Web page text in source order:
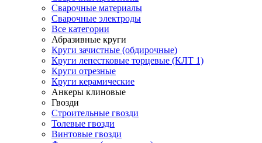
Сварочные материалы
Сварочные электроды
Все категории
Абразивные круги
Круги зачистные (обдирочные)
Круги лепестковые торцевые (КЛТ 1)
Круги отрезные
Круги керамические
Анкеры клиновые
Гвозди
Строительные гвозди
Толевые гвозди
Винтовые гвозди